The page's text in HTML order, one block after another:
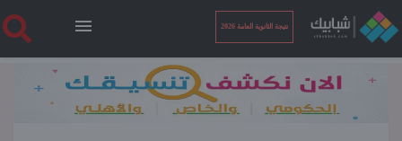
نتيجة الثانوية العامة 2026
الرئيسية